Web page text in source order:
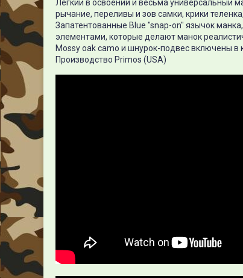
Легкий в освоении и весьма универсальный
рычание, переливы и зов самки, крики
Запатентованные Blue "snap-on" язычок
элементами, которые делают манок
Mossy oak camo и шнурок-подвес включены в
Производство Primos (USA)